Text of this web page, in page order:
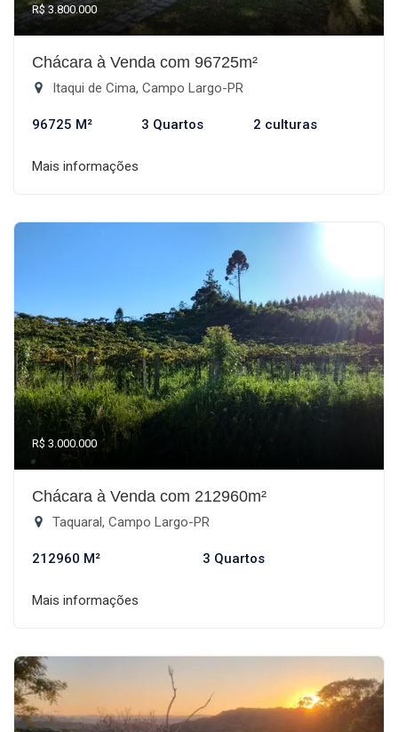
R$ 3.800.000
Chácara à Venda com 96725m²
Itaqui de Cima, Campo Largo-PR
96725 M² 3 Quartos 2 culturas
Mais informações
R$ 3.000.000
Chácara à Venda com 212960m²
Taquaral, Campo Largo-PR
212960 M² 3 Quartos
Mais informações